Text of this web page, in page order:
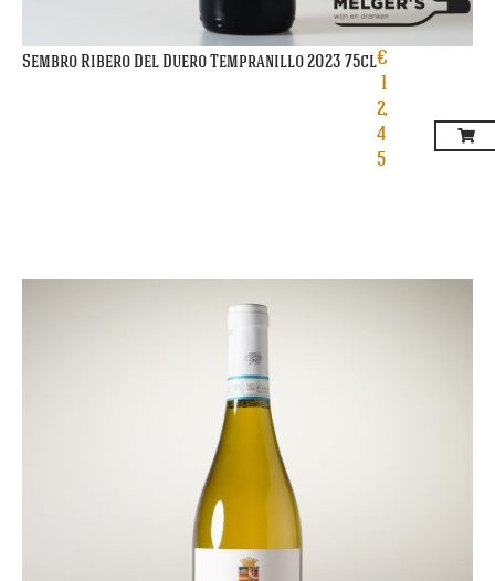
Sembro Ribero Del Duero Tempranillo 2023 75cl€
1
2,
4
5